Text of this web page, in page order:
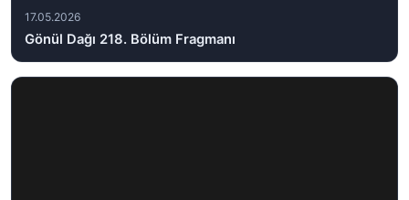
17.05.2026
Gönül Dağı 218. Bölüm Fragmanı